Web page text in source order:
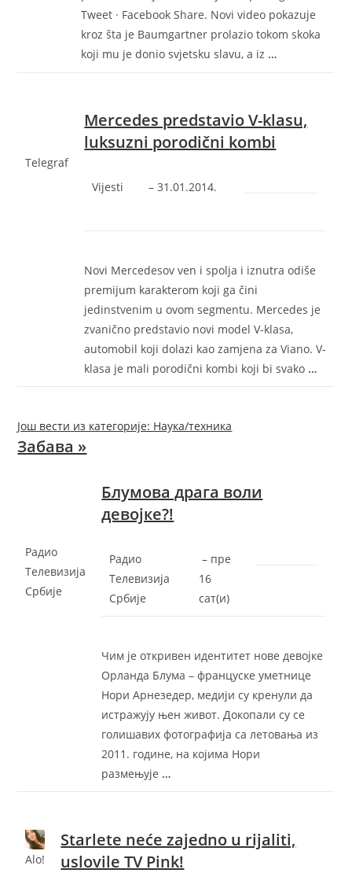
Tweet · Facebook Share. Novi video pokazuje
kroz šta je Baumgartner prolazio tokom skoka
koji mu je donio svjetsku slavu, a iz …
Telegraf
Mercedes predstavio V-klasu,
luksuzni porodični kombi
Vijesti –‎31.01.2014.‎
Novi Mercedesov ven i spolja i iznutra odiše
premijum karakterom koji ga čini
jedinstvenim u ovom segmentu. Mercedes je
zvanično predstavio novi model V-klasa,
automobil koji dolazi kao zamjena za Viano. V-
klasa je mali porodični kombi koji bi svako …
Још вести из категорије: Наука/техника
Забава »
Радио
Телевизија
Србије
Блумова драга воли
девојке?!
Радио
Телевизија
Србије
– ‎пре
16
сат(и)‎
Чим је откривен идентитет нове девојке
Орланда Блума – француске уметнице
Нори Арнезедер, медији су кренули да
истражују њен живот. Докопали су се
голишавих фотографија са летовања из
2011. године, на којима Нори
размењује …
Alo!
Starlete neće zajedno u rijaliti,
uslovile TV Pink!